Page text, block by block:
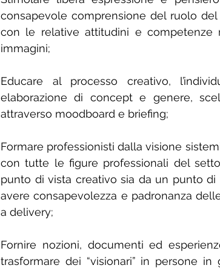
consapevole comprensione del ruolo
con le relative attitudini e competenze
immagini;
Educare al processo creativo,
elaborazione di concept e genere,
attraverso moodboard e briefing;
Formare professionisti dalla visione
con tutte le figure professionali del
punto di vista creativo sia da un punto
avere consapevolezza e padronanza
a delivery;
Fornire nozioni, documenti ed
trasformare dei “visionari” in persone